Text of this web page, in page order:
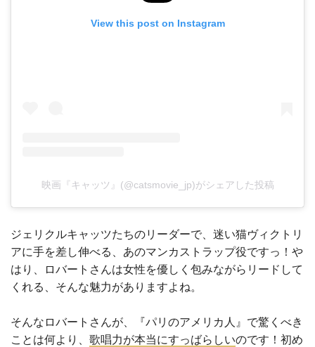
View this post on Instagram
映画『キャッツ』(@catsmovie_jp)がシェアした投稿
ジェリクルキャッツたちのリーダーで、迷い猫ヴィクトリ
アに手を差し伸べる、あのマンカストラップ役ですっ！や
はり、ロバートさんは女性を優しく包みながらリードして
くれる、そんな魅力がありますよね。
そんなロバートさんが、『パリのアメリカ人』で驚くべき
ことは何より、 歌唱力が本当にすっばらしいのです！初め